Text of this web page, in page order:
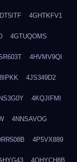
4GHTKFV1
4GTUQOMS
4HVMV9QI
4JS349D2
4KQJIFMI
4NNSAVOG
4P5VX889
4QHYCH8B